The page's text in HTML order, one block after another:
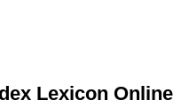
Lexicon Online